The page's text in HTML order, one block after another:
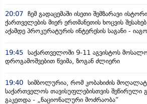
20:07 ჩემ გადაცემაში ისეთი შემზარავი
ქართველების მიერ ერთმანეთის ხოცვის
აქამდე პროკურატურის ინტერესის საგანი - იაგო
19:45 საქართველოში 9-11 აგვისტოს
დროგამოშვებით წვიმა, ზოგან ძლიერი
19:40 სიმბოლურია, რომ კობახიძის
საქართველოს თავისუფლებისთვის შეწირული
გაკეთდა - „ნაციონალური მოძრაობა“